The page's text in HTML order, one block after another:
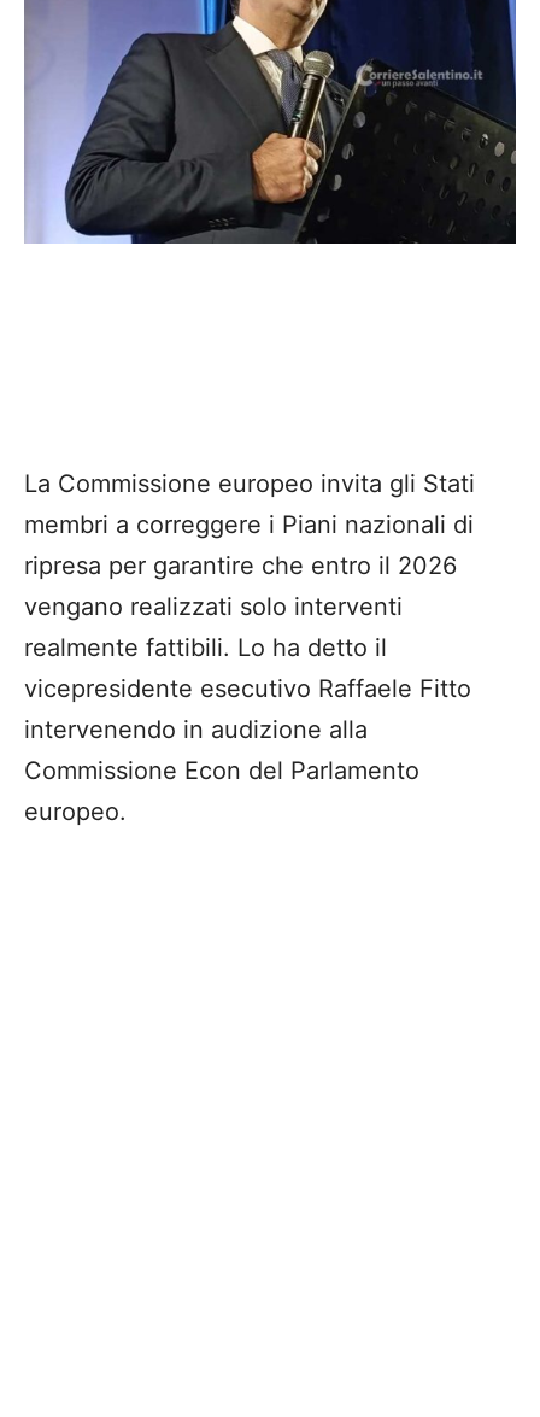
La Commissione europeo invita gli Stati
membri a correggere i Piani nazionali di
ripresa per garantire che entro il 2026
vengano realizzati solo interventi
realmente fattibili. Lo ha detto il
vicepresidente esecutivo Raffaele Fitto
intervenendo in audizione alla
Commissione Econ del Parlamento
europeo.